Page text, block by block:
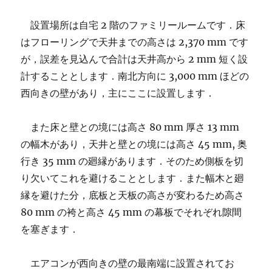
設置場所は自宅 2 階のファミリールームです．床
はフローリングで天井までの高さは 2,370 mm です
が，誤差を見込んで合計は天井高から 2 mm 短く設
計することとします．南北方向に 3,000 mm ほどの
西向きの壁があり，主にここに設置します．
また床と壁との境には高さ 80 mm 厚さ 13 mm
の幅木があり，天井と壁との境には高さ 45 mm, 奥
行き 35 mm の廻縁があります．そのため側板を切
り欠いてこれを避けることとします．また幅木と廻
縁を避けた分，底板と天板の高さが変わるため高さ
80 mm の袴と高さ 45 mm の幕板でそれぞれ隙間
を塞ぎます．
エアコンが西向きの壁の最南端に設置されてお